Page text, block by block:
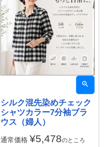
シルク混先染めチェック
シャツカラー7分袖ブラ
ウス（婦人）
通常価格 ¥5,478のところ